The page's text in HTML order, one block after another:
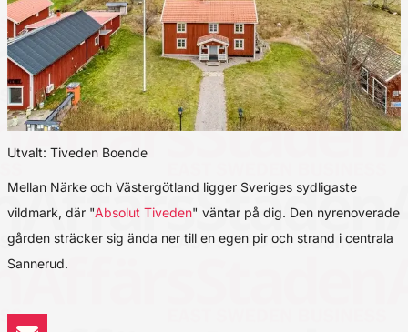
Utvalt: Tiveden Boende
Mellan Närke och Västergötland ligger Sveriges sydligaste
vildmark, där "Absolut Tiveden" väntar på dig. Den nyrenoverade
gården sträcker sig ända ner till en egen pir och strand i centrala
Sannerud.